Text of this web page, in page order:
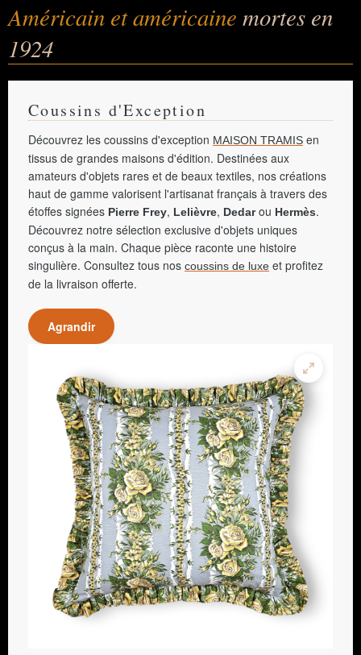
Américain et américaine mortes en
1924
Coussins d'Exception
Découvrez les coussins d'exception MAISON TRAMIS en
tissus de grandes maisons d'édition. Destinées aux
amateurs d'objets rares et de beaux textiles, nos créations
haut de gamme valorisent l'artisanat français à travers des
étoffes signées Pierre Frey, Lelièvre, Dedarou Hermès.
Découvrez notre sélection exclusive d'objets uniques
conçus à la main. Chaque pièce raconte une histoire
singulière. Consultez tous nos coussins de luxe et profitez
de la livraison offerte.
Agrandir